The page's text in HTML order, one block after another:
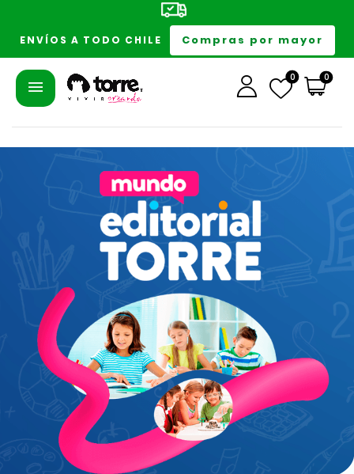
ENVÍOS A TODO CHILE Compras por mayor
0 0